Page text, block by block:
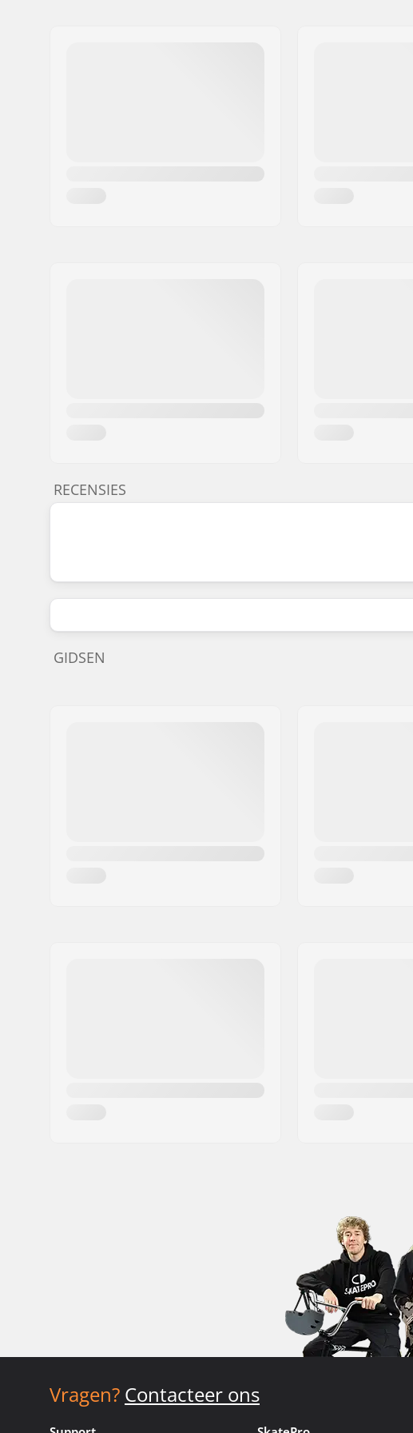
RECENSIES
GIDSEN
Vragen? Contacteer ons